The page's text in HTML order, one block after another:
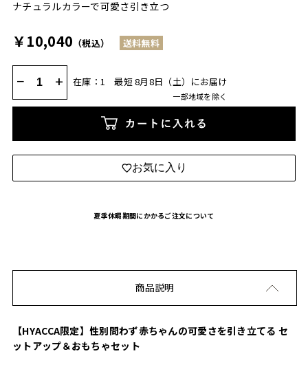
ナチュラルカラーで可愛さ引き立つ
￥10,040 （税込） 送料無料
− + 在庫：1 最短 8月8日（土）にお届け
一部地域を除く
カートに入れる
お気に入り
夏季休暇期間にかかるご注文について
商品説明
【HYACCA限定】性別問わず赤ちゃんの可愛さを引き立てる セ
ットアップ＆おもちゃセット